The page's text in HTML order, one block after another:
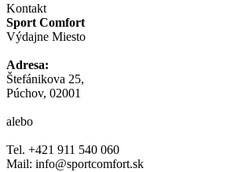
Kontakt
Sport Comfort
Výdajne Miesto
Adresa:
Štefánikova 25,
Púchov, 02001
alebo
Tel. +421 911 540 060
Mail: info@sportcomfort.sk